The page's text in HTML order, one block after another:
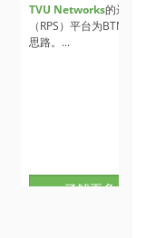
TVU Networks的远程
（RPS）平台为BTN提
思路。...
了解更多